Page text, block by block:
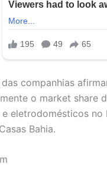
companhias
o market share
eletrodomésticos no
Bahia.